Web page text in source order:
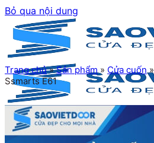
Bỏ qua nội dung
Trang chủ»Sản phẩm» Cửa cuốn»
Ssmarts E61